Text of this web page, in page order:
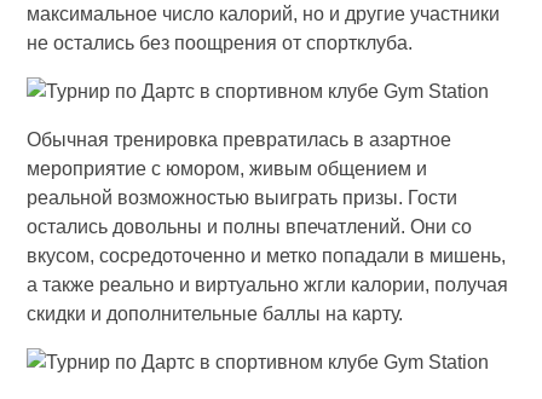
максимальное число калорий, но и другие участники
не остались без поощрения от спортклуба.
Обычная тренировка превратилась в азартное
мероприятие с юмором, живым общением и
реальной возможностью выиграть призы. Гости
остались довольны и полны впечатлений. Они со
вкусом, сосредоточенно и метко попадали в мишень,
а также реально и виртуально жгли калории, получая
скидки и дополнительные баллы на карту.